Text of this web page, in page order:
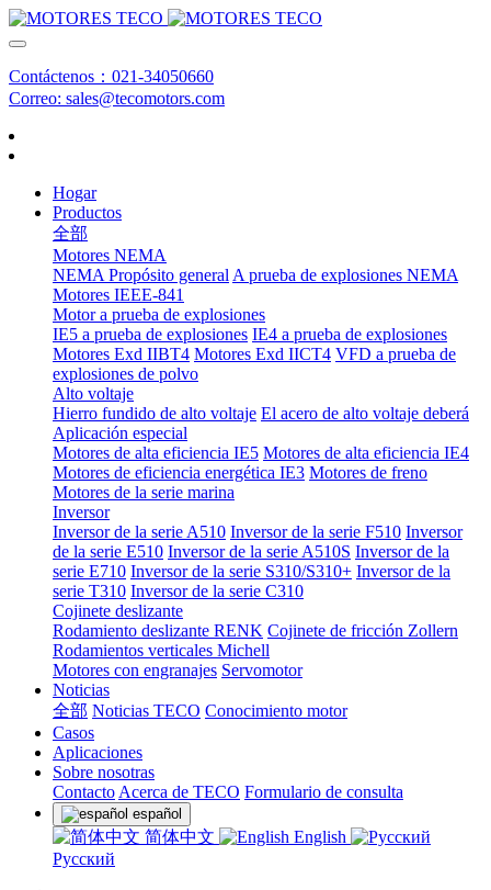
Contáctenos：021-34050660
Correo: sales@tecomotors.com
Hogar
Productos
全部
Motores NEMA
NEMA Propósito general A prueba de explosiones NEMA
Motores IEEE-841
Motor a prueba de explosiones
IE5 a prueba de explosiones IE4 a prueba de explosiones
Motores Exd IIBT4 Motores Exd IICT4 VFD a prueba de
explosiones de polvo
Alto voltaje
Hierro fundido de alto voltaje El acero de alto voltaje deberá
Aplicación especial
Motores de alta eficiencia IE5 Motores de alta eficiencia IE4
Motores de eficiencia energética IE3 Motores de freno
Motores de la serie marina
Inversor
Inversor de la serie A510 Inversor de la serie F510 Inversor
de la serie E510 Inversor de la serie A510S Inversor de la
serie E710 Inversor de la serie S310/S310+ Inversor de la
serie T310 Inversor de la serie C310
Cojinete deslizante
Rodamiento deslizante RENK Cojinete de fricción Zollern
Rodamientos verticales Michell
Motores con engranajes Servomotor
Noticias
全部 Noticias TECO Conocimiento motor
Casos
Aplicaciones
Sobre nosotras
Contacto Acerca de TECO Formulario de consulta
español
简体中文
English
Русский